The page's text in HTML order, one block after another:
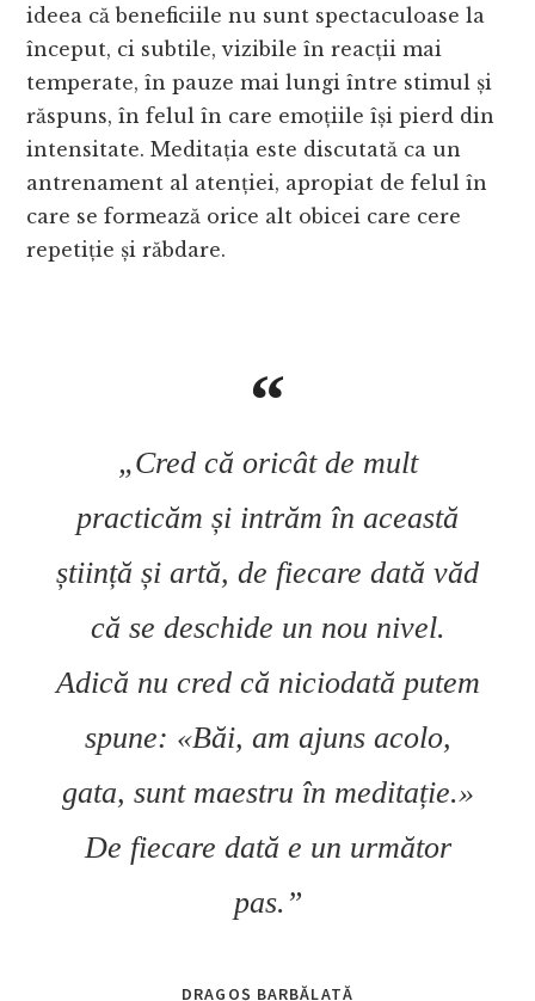
ideea că beneficiile nu sunt spectaculoase la
început, ci subtile, vizibile în reacții mai
temperate, în pauze mai lungi între stimul și
răspuns, în felul în care emoțiile își pierd din
intensitate. Meditația este discutată ca un
antrenament al atenției, apropiat de felul în
care se formează orice alt obicei care cere
repetiție și răbdare.
„Cred că oricât de mult
practicăm și intrăm în această
știință și artă, de fiecare dată văd
că se deschide un nou nivel.
Adică nu cred că niciodată putem
spune: «Băi, am ajuns acolo,
gata, sunt maestru în meditație.»
De fiecare dată e un următor
pas.”
DRAGOȘ BARBĂLATĂ